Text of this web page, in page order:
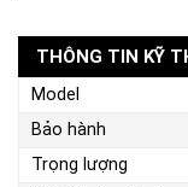
THÔNG TIN KỸ
Model
Bảo hành
Trọng lượng